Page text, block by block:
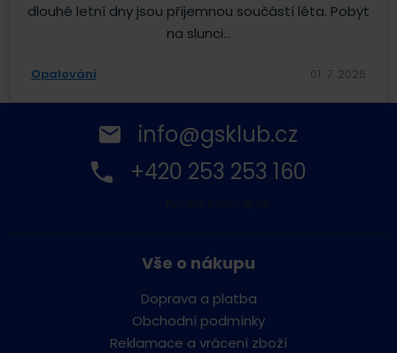
dlouhé letní dny jsou příjemnou součástí léta. Pobyt
na slunci...
Opalování 01. 7. 2026
info@gsklub.cz
+420 253 253 160
Vše o nákupu
Doprava a platba
Obchodní podmínky
Reklamace a vrácení zboží